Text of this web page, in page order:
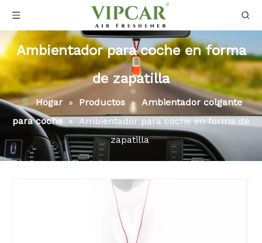
Ambientador para coche en forma
de zapatilla
Hogar » Productos » Ambientador colgante
para coche » Ambientador para coche en forma de
zapatilla